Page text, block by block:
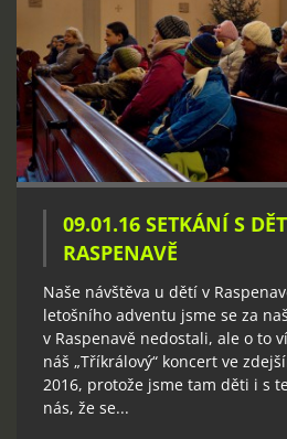
09.01.16 SETKÁNÍ S
RASPENAVĚ
Naše návštěva u dětí v
letošního adventu jsme se za
v Raspenavě nedostali, ale o to
náš „Tříkrálový“ koncert ve
2016, protože jsme tam děti i s
nás, že se...